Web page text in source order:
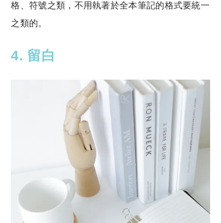
格、符號之類，不用執著於全本筆記的格式要統一
之類的。
4. 留白